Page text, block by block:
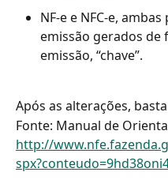
NF-e e NFC-e,
emissão gerados
emissão, “chave”.
Após as alterações,
Fonte: Manual de
http://